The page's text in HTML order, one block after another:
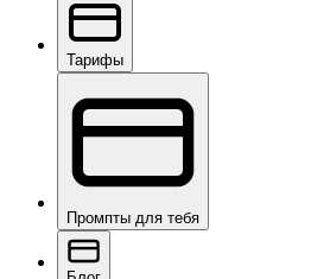
Тарифы
Промпты для тебя